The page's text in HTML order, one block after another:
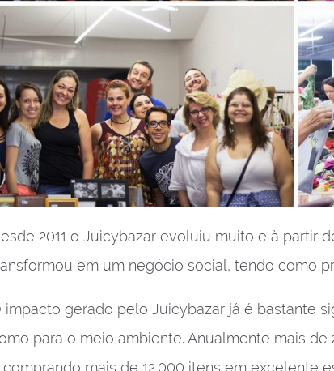
2011 o Juicybazar evoluiu muito e à partir
em um negócio social, tendo como
impacto gerado pelo Juicybazar já é bastante
para o meio ambiente. Anualmente mais
comprando mais de 12.000 itens em excelente